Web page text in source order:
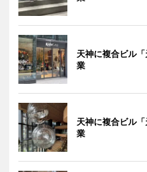
天神に複合ビル
業
天神に複合ビル
業